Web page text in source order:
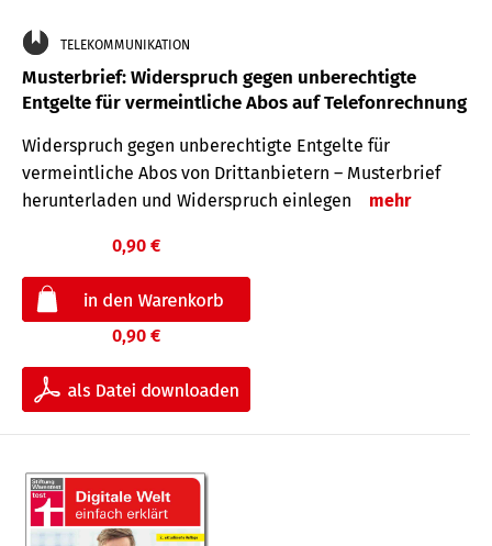
TELEKOMMUNIKATION
Musterbrief: Widerspruch gegen unberechtigte
Entgelte für vermeintliche Abos auf Telefonrechnung
Widerspruch gegen unberechtigte Entgelte für
vermeintliche Abos von Drittanbietern – Musterbrief
herunterladen und Widerspruch einlegen
mehr
0,90 €
0,90 €